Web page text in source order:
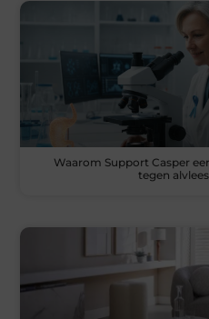
Waarom Support Casper
tegen